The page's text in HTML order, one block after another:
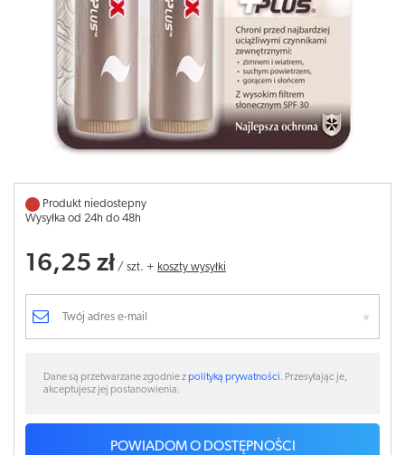
Produkt niedostepny
Wysyłka od 24h do 48h
16,25 zł / szt. + koszty wysyłki
Dane są przetwarzane zgodnie zpolityką prywatności. Przesyłając je,
akceptujesz jej postanowienia.
POWIADOM O DOSTĘPNOŚCI